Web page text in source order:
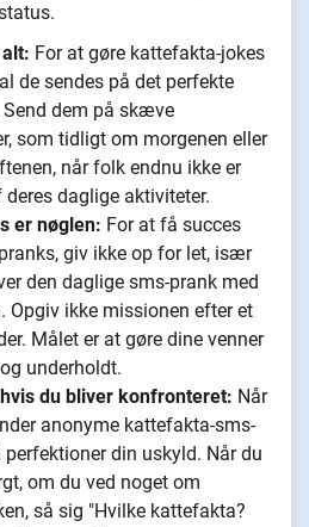
For at gøre kattefakta-jokes
de sendes på det perfekte
dem på skæve
som tidligt om morgenen eller
når folk endnu ikke er
daglige aktiviteter.
er nøglen: For at få succes
giv ikke op for let, især
den daglige sms-prank med
Opgiv ikke missionen efter et
Målet er at gøre dine venner
underholdt.
du bliver konfronteret: Når
anonyme kattefakta-sms-
perfektioner din uskyld. Når du
om du ved noget om
så sig "Hvilke kattefakta?